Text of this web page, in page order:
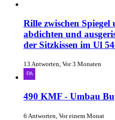
Rille zwischen Spiegel
abdichten und
der Sitzkissen im Ul
13 Antworten, Vor 3 Monaten
490 KMF - Umbau
6 Antworten, Vor einem Monat